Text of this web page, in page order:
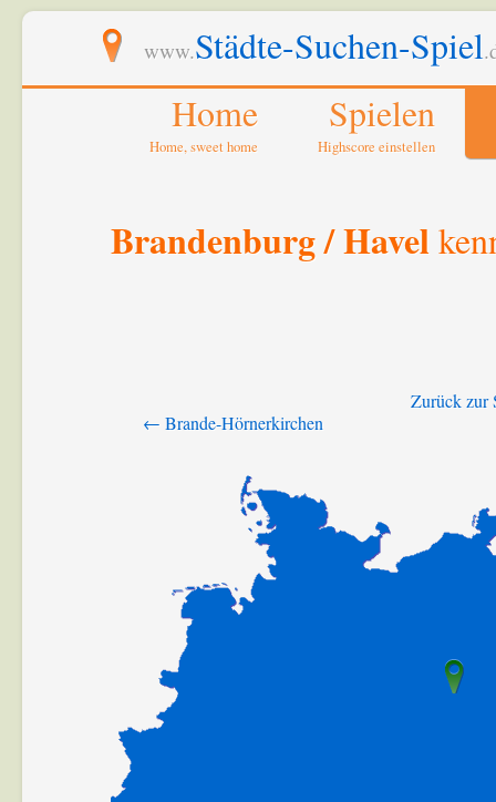
www.Städte-Suchen-Spiel
Home
Home, sweet home
Spielen
Highscore einstellen
Brandenburg / Havel
← Brande-Hörnerkirchen
Zurück zur